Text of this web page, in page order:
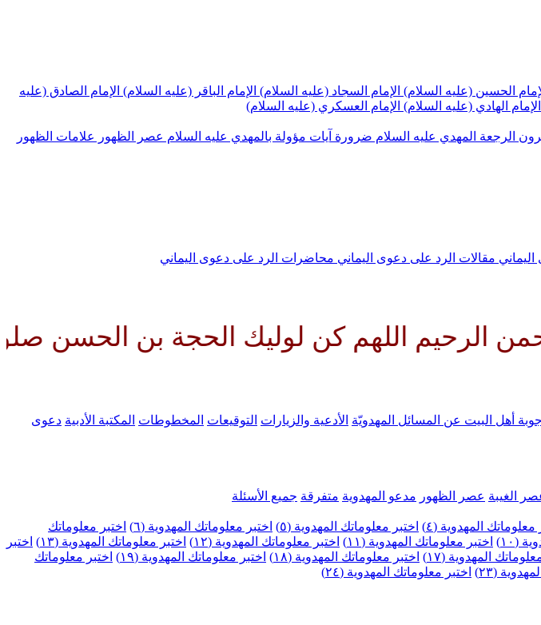
الحسين (عليه السلام) الإمام السجاد (عليه السلام) الإمام الباقر (عليه السلام) الإمام الصادق (عليه
الإمام الهادي (عليه السلام) الإمام العسكري (عليه السلام)
الرجعة المهدي عليه السلام ضرورة آيات مؤولة بالمهدي عليه السلام عصر الظهور
علامات الظهور
مقالات الرد على دعوى اليماني محاضرات الرد على دعوى اليماني
اللهم كن لوليك الحجة بن الحسن صلواتك عليه
أجوبة أهل البيت عن المسائل المهدويّة الأدعية والزيارات التوقيعات المخطوطات المكتبة الأدبية دعوى
الغيبة عصر الظهور مدعو المهدوية متفرقة جميع الأسئلة
معلوماتك المهدوية (٤) اختبر معلوماتك المهدوية (٥) اختبر معلوماتك المهدوية (٦)
اختبر معلوماتك
(١٠) اختبر معلوماتك المهدوية (١١) اختبر معلوماتك المهدوية (١٢) اختبر معلوماتك المهدوية (١٣)
اختبر
المهدوية (١٧) اختبر معلوماتك المهدوية (١٨) اختبر معلوماتك المهدوية (١٩)
اختبر معلوماتك
(٢٣)
اختبر معلوماتك المهدوية (٢٤)